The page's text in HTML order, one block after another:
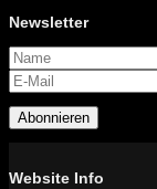
Newsletter
Abonnieren
Website Info